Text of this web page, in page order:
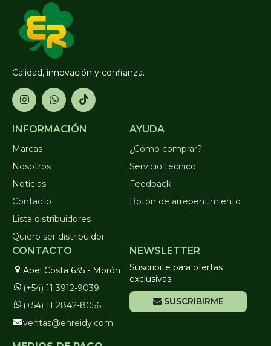
Calidad, innovación y confianza.
INFORMACIÓN
Marcas
Nosotros
Noticias
Contacto
Lista distribuidores
Quiero ser distribuidor
AYUDA
¿Cómo comprar?
Servicio técnico
Feedback
Botón de arrepentimiento
CONTACTO
Abel Costa 635 - Morón
(+54) 11 3912-9039
(+54) 11 2842-8056
ventas@enreidy.com
NEWSLETTER
Suscribite para ofertas
exclusivas
SUSCRIBIRME